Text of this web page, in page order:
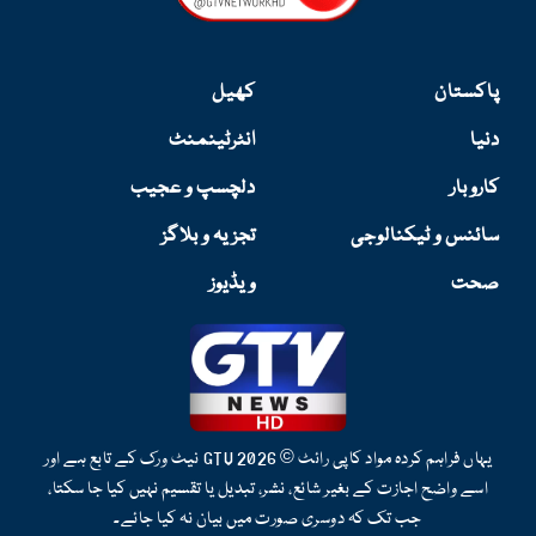
پاکستان
دنیا
کاروبار
سائنس و ٹیکنالوجی
صحت
کھیل
انٹرٹینمنٹ
دلچسپ و عجیب
تجزیہ و بلاگز
ویڈیوز
یہاں فراہم کردہ مواد کاپی رائٹ © 2026 GTV نیٹ ورک کے تابع ہے اور
اسے واضح اجازت کے بغیر شائع، نشر، تبدیل یا تقسیم نہیں کیا جا سکتا،
جب تک کہ دوسری صورت میں بیان نہ کیا جائے۔
m